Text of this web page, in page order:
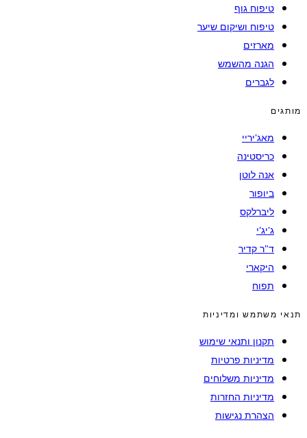
טיפוח גוף
טיפוח ושיקום שיער
מארזים
הגנה מהשמש
לגברים
מותגים
מאג'יריי
כריסטינה
אנה לוטן
ביופור
ליברלקס
ג'יג'י
ד"ר קדיר
היקארי
תפוח
תנאי משתמש ומדיניות
תקנון ותנאי שימוש
מדיניות פרטיות
מדיניות משלוחים
מדיניות החזרות
הצהרת נגישות